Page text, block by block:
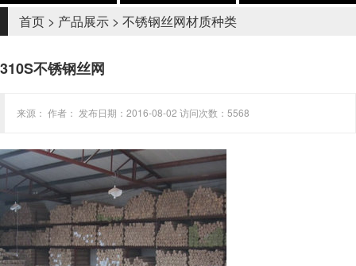
首页 > 产品展示 > 不锈钢丝网材质种类
310S不锈钢丝网
来源： 作者： 发布日期：2016-08-02 访问次数：5568